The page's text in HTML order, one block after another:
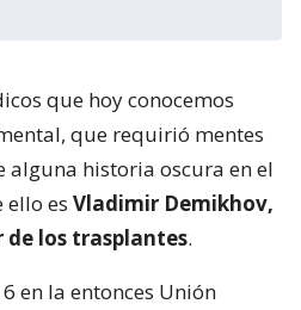
que hoy conocemos
que requirió mentes
alguna historia oscura en el
ello es Vladimir Demikhov,
los trasplantes.
en la entonces Unión